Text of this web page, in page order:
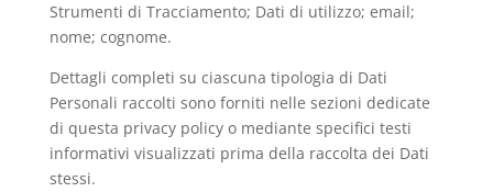
Strumenti di Tracciamento; Dati di utilizzo; email;
nome; cognome.
Dettagli completi su ciascuna tipologia di Dati
Personali raccolti sono forniti nelle sezioni dedicate
di questa privacy policy o mediante specifici testi
informativi visualizzati prima della raccolta dei Dati
stessi.